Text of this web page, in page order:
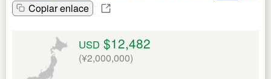
Copiar enlace
USD $12,482
(¥2,000,000)